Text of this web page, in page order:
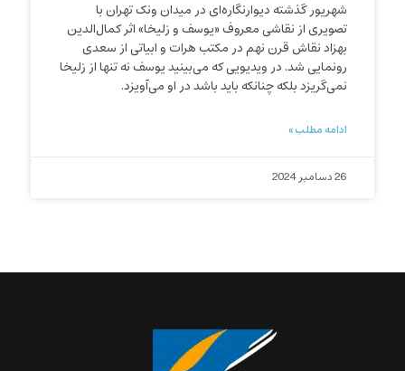
شهریور گذشته دیوارنگاره‌ای در میدان ونک تهران با
تصویری از نقاشی معروف «یوسف و زلیخا» اثر کمال‌الدین
بهزاد نقاش قرن نهم در مکتب هرات و ابیاتی از سعدی
رونمایی شد. در ویدیویی که می‌بینید یوسف نه تنها از زلیخا
نمی‌گریزد بلکه چنانکه باید باشد در او می‌آویزد.
ادامه مطلب »
26 دسامبر 2024